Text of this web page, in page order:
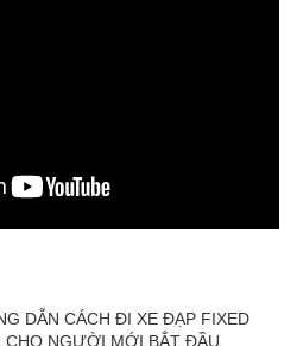
DẪN CÁCH ĐI XE ĐẠP FIXED
CHO NGƯỜI MỚI BẮT ĐẦU